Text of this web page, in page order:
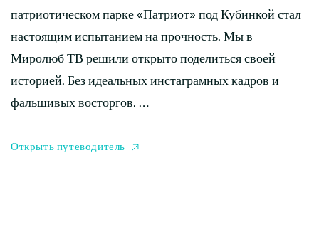
патриотическом парке «Патриот» под Кубинкой стал
настоящим испытанием на прочность. Мы в
Миролюб ТВ решили открыто поделиться своей
историей. Без идеальных инстаграмных кадров и
фальшивых восторгов. …
Открыть путеводитель